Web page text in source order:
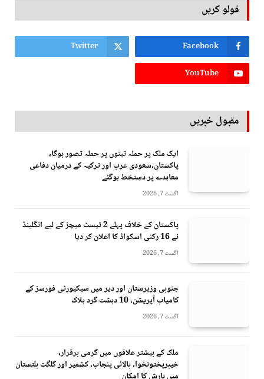
فولو کریں
Facebook
Twitter
YouTube
مقبول خبریں
ایک ملک پر حملہ تینوں پر حملہ تصور ہوگا،
پاکستان،سعودی عرب اور ترکیہ کے درمیان دفاعی
معاہدے پر دستخط ہوگئے
اگست 7, 2026
پاکستان کے خلاف پہلے 2 ٹیسٹ میچز کے لیے انگلینڈ
نے 16 رکنی اسکواڈ کا اعلان کر دیا
اگست 7, 2026
جنوبی وزیرستان اور دیر میں سیکیورٹی فورسز کے
کامیاب آپریشن، 10 دہشت گرد ہلاک
اگست 7, 2026
ملک کے بیشتر علاقوں میں گرمی برقرار،
خیبرپختونخوا، بالائی پنجاب، کشمیر اور گلگت بلتستان